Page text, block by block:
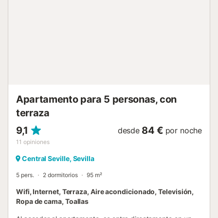
Apartamento para 5 personas, con
terraza
9,1
11 opiniones
desde 84 € por noche
Central Seville, Sevilla
5 pers. 2 dormitorios 95 m²
Wifi, Internet, Terraza, Aire acondicionado, Televisión,
Ropa de cama, Toallas